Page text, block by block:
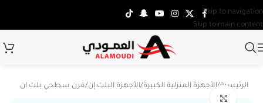
Skip to navigation
Skip to main content
الرئيسية/الأجهزة المنزلية الكبيرة/الأجهزة البلت إن/فرن سطحي بلت ان